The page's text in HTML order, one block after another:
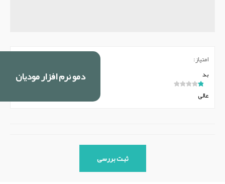
دمو نرم افزار مودیان
امتیاز:
بد
عالی